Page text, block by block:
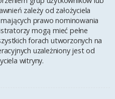
zależy od założyciela
prawo nominowania
mogą mieć pełne
forach utworzonych na
uzależniony jest od
witryny.